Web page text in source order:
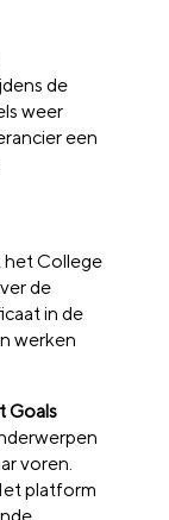
de
weer
een
het College
de
in de
werken
Goals
voren.
platform